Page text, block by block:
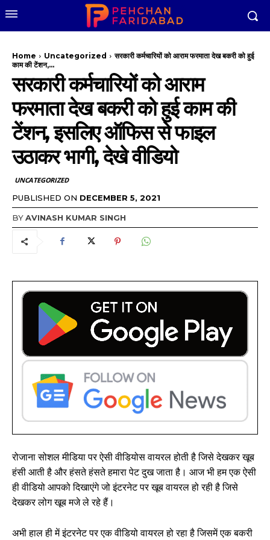
Home Uncategorized
सरकारी कर्मचारियों को आराम फरमाता देख बकरी को हुई
काम की टेंशन,...
सरकारी कर्मचारियों को आराम
फरमाता देख बकरी को हुई काम की
टेंशन, इसलिए ऑफिस से फाइल
उठाकर भागी, देखे वीडियो
UNCATEGORIZED
PUBLISHED ON DECEMBER 5, 2021
BYAVINASH KUMAR SINGH
रोजाना सोशल मीडिया पर ऐसी वीडियोस वायरल होती है जिसे देखकर खूब
हंसी आती है और हंसते हंसते हमारा पेट दुख जाता है। आज भी हम एक ऐसी
ही वीडियो आपको दिखाएंगे जो इंटरनेट पर खूब वायरल हो रही है जिसे
देखकर लोग खूब मजे ले रहे हैं।
अभी हाल ही में इंटरनेट पर एक वीडियो वायरल हो रहा है जिसमें एक बकरी